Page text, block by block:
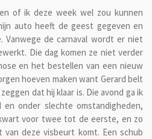
of ik deze week wel zou kunnen
auto heeft de geest gegeven en
Vanwege de carnaval wordt er niet
Die dag komen ze niet verder
en het bestellen van een nieuw
hoeven maken want Gerard belt
dat hij klaar is. Die avond ga ik
en onder slechte omstandigheden,
voor twee tot de eerste, en zo
van deze visbeurt komt. Een schub